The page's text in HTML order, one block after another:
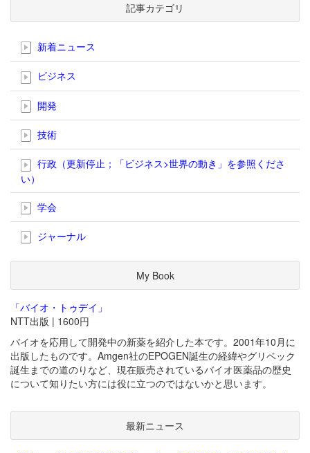
記事カテゴリ
新着ニュース
ビジネス
開発
技術
行政（更新停止；「ビジネス>世界の動き」を参照くださ
い）
学会
ジャーナル
My Book
「バイオ・トゥデイ」
NTT出版 | 1600円
バイオを応用して開発中の新薬を紹介した本です。2001年10月に
出版したものです。Amgen社のEPOGEN誕生の経緯やグリベック
誕生までの道のりなど、現在販売されているバイオ医薬品の歴史
について知りたい方には役に立つのではないかと思います。
最新ニュース